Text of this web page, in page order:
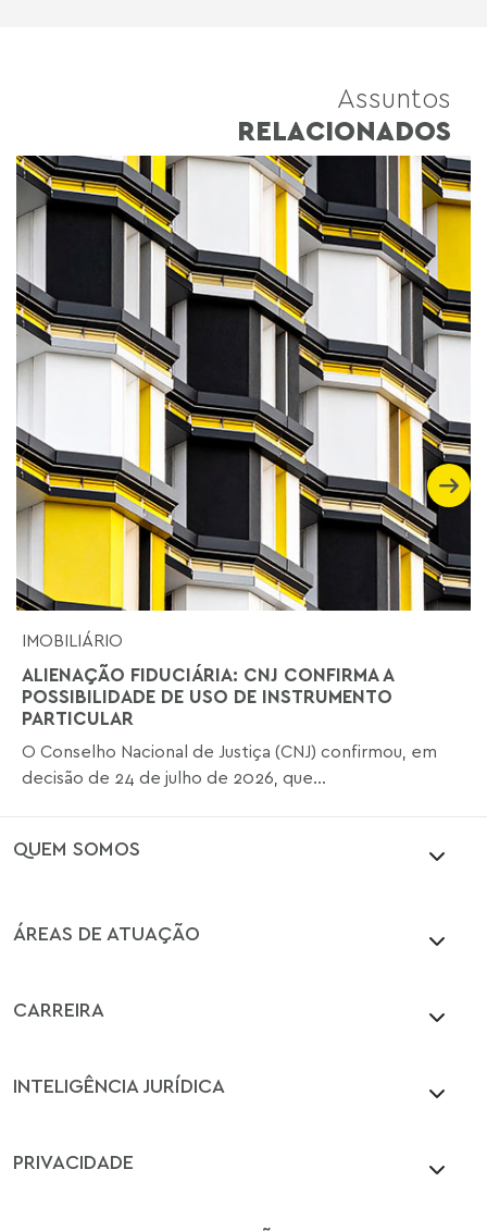
Assuntos
RELACIONADOS
IMOBILIÁRIO
ALIENAÇÃO FIDUCIÁRIA: CNJ CONFIRMA A
POSSIBILIDADE DE USO DE INSTRUMENTO
PARTICULAR
O Conselho Nacional de Justiça (CNJ) confirmou, em
decisão de 24 de julho de 2026, que...
QUEM SOMOS
ÁREAS DE ATUAÇÃO
CARREIRA
INTELIGÊNCIA JURÍDICA
PRIVACIDADE